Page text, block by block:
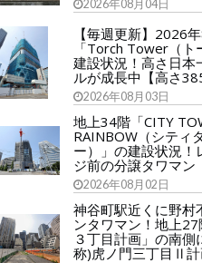
2026年08月04日
【毎週更新】2026
「Torch Tower（
建設状況！高さ日本
ルが成長中【高さ
2026年08月03日
地上34階「CITY
RAINBOW（シティ
ー）」の建設状況！
ジ前の分譲タワマン
2026年08月02日
神谷町駅近くに野村
ンタワマン！地上
３丁目計画」の南
称)虎ノ門三丁目Ⅱ